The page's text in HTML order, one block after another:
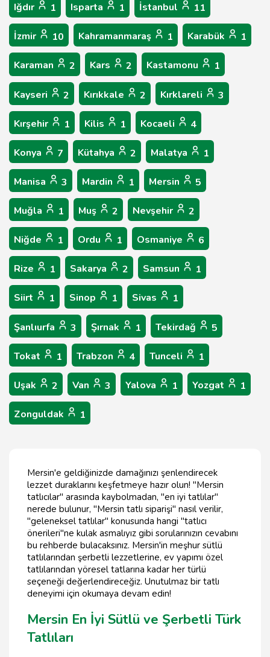
Iğdır 1 Isparta 1 İstanbul 11
İzmir 10 Kahramanmaraş 1 Karabük 1
Karaman 2 Kars 2 Kastamonu 1
Kayseri 2 Kırıkkale 2 Kırklareli 3
Kırşehir 1 Kilis 1 Kocaeli 4
Konya 7 Kütahya 2 Malatya 1
Manisa 3 Mardin 1 Mersin 5
Muğla 1 Muş 2 Nevşehir 2
Niğde 1 Ordu 1 Osmaniye 6
Rize 1 Sakarya 2 Samsun 1
Siirt 1 Sinop 1 Sivas 1
Şanlıurfa 3 Şırnak 1 Tekirdağ 5
Tokat 1 Trabzon 4 Tunceli 1
Uşak 2 Van 3 Yalova 1 Yozgat 1
Zonguldak 1
Mersin'e geldiğinizde damağınızı şenlendirecek
lezzet duraklarını keşfetmeye hazır olun! "Mersin
tatlıcılar" arasında kaybolmadan, "en iyi tatlılar"
nerede bulunur, "Mersin tatlı siparişi" nasıl verilir,
"geleneksel tatlılar" konusunda hangi "tatlıcı
önerileri"ne kulak asmalıyız gibi sorularınızın cevabını
bu rehberde bulacaksınız. Mersin'in meşhur sütlü
tatlılarından şerbetli lezzetlerine, ev yapımı özel
tatlılarından yöresel tatlarına kadar her türlü
seçeneği değerlendireceğiz. Unutulmaz bir tatlı
deneyimi için okumaya devam edin!
Mersin En İyi Sütlü ve Şerbetli Türk
Tatlıları